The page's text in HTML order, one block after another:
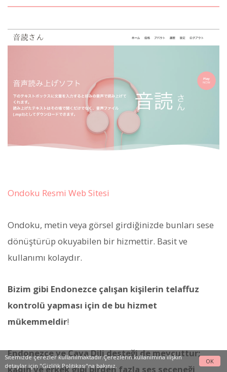
Ondoku Resmi Web Sitesi
Ondoku, metin veya görsel girdiğinizde bunları sese
dönüştürüp okuyabilen bir hizmettir. Basit ve
kullanımı kolaydır.
Bizim gibi Endonezce çalışan kişilerin telaffuz
kontrolü yapması için de bu hizmet
mükemmeldir!
Endonezce ve Cava Dili desteği de mevcuttur;
kadın ve erkek gibi birden fazla ses seçeneği
Sitemizde çerezler kullanılmaktadır.Çerezlerin kullanımına ilişkin
detaylar için "Gizlilik Politikası"nabakınız.
OK